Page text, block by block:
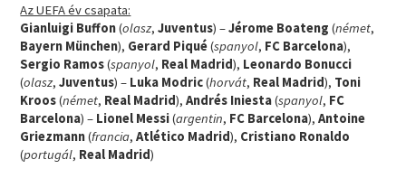
Az UEFA év csapata:
Gianluigi Buffon(olasz,Juventus) –Jérome Boateng (német,
Bayern München), Gerard Piqué(spanyol, FC Barcelona),
Sergio Ramos(spanyol, Real Madrid), Leonardo Bonucci
(olasz,Juventus) – Luka Modric(horvát, Real Madrid), Toni
Kroos(német, Real Madrid),Andrés Iniesta(spanyol, FC
Barcelona) – Lionel Messi(argentin, FC Barcelona),Antoine
Griezmann(francia,Atlético Madrid), Cristiano Ronaldo
(portugál, Real Madrid)